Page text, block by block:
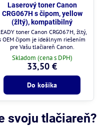
Laserový toner Canon
CRG067H s čipom, yellow
(žltý), kompatibilný
toner Canon CRG067H, žltý,
OEM čipom je ideálnym riešením
pre Vašu tlačiareň Canon.
Skladom (cena s DPH)
33,50 €
Do košíka
svoju tlačiareň?